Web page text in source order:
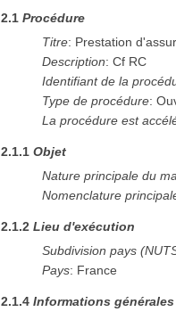
2.1Procédure
Titre: Prestation
Description:Cf RC
Identifiant de la
Type de procédure:
La procédure est
2.1.1Objet
Nature principale du
Nomenclature
2.1.2Lieu d'exécution
Subdivision pays
Pays: France
2.1.4Informations générales